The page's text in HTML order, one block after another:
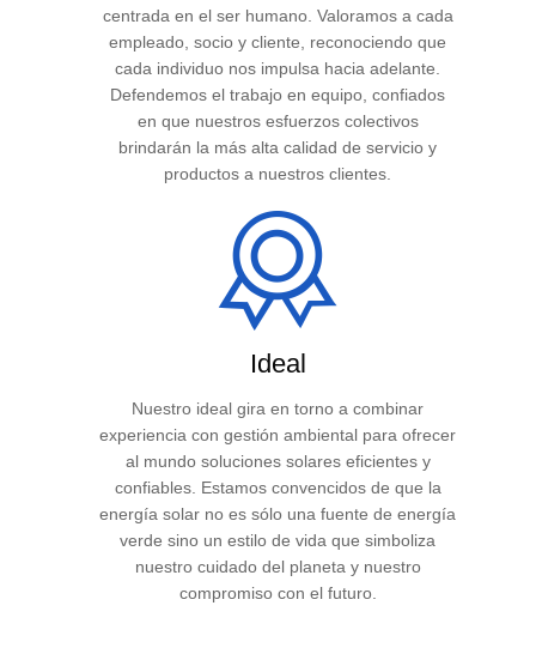
centrada en el ser humano. Valoramos a cada
empleado, socio y cliente, reconociendo que
cada individuo nos impulsa hacia adelante.
Defendemos el trabajo en equipo, confiados
en que nuestros esfuerzos colectivos
brindarán la más alta calidad de servicio y
productos a nuestros clientes.
Ideal
Nuestro ideal gira en torno a combinar
experiencia con gestión ambiental para ofrecer
al mundo soluciones solares eficientes y
confiables. Estamos convencidos de que la
energía solar no es sólo una fuente de energía
verde sino un estilo de vida que simboliza
nuestro cuidado del planeta y nuestro
compromiso con el futuro.